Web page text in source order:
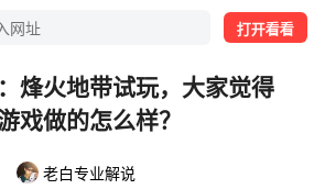
打开看看
烽火地带试玩，大家觉得
戏做的怎么样？
老白专业解说